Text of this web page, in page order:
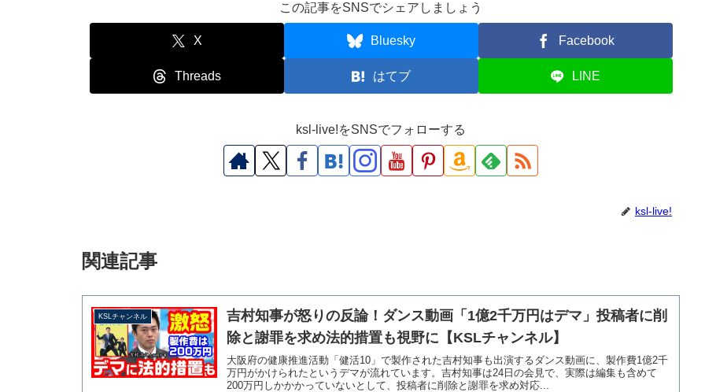
この記事をSNSでシェアしましょう
X Bluesky Facebook
Threads はてブ LINE
ksl-live!をSNSでフォローする
ksl-live!
関連記事
KSLチャンネル
吉村知事が怒りの反論！ダンス動画「1億2千万円はデマ」投稿者に削
除と謝罪を求め法的措置も視野に【KSLチャンネル】
大阪府の健康推進活動「健活10」で製作された吉村知事も出演するダンス動画に、製作費1億2千
万円がかけられたというデマが流れています。吉村知事は24日の会見で、実際は編集も含めて
200万円しかかかっていないとして、投稿者に削除と謝罪を求め対応...